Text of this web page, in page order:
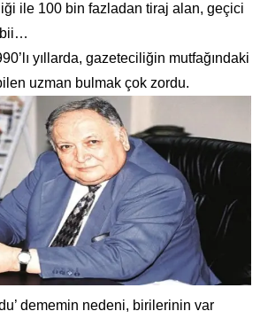
ile 100 bin fazladan tiraj alan, geçici
yıllarda, gazeteciliğin mutfağındaki
uzman bulmak çok zordu.
dememin nedeni, birilerinin var